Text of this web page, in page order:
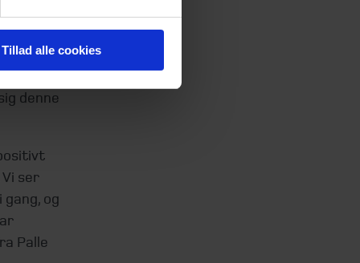
Tillad alle cookies
og ny
denne
ser
og
Palle